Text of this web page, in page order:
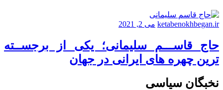
ketabenokhbegan.ir می 2, 2021
حاج قاســـم سلیمانی؛ یکی از برجســته
ترین چهره های ایرانی در جهان
نخبگان سیاسی